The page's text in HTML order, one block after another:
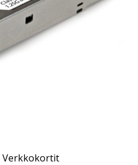
Verkkokortit